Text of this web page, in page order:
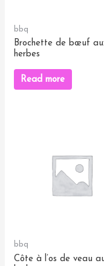
bbq
Brochette de bœuf
herbes
Read more
bbq
Côte à l’os de veau